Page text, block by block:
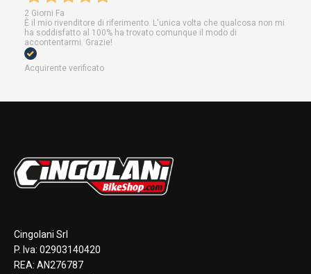
2 Giorni Fa
È il mio rivenditore di riferimento. L'unica volta che qualcosa non mi
ha soddisfatto al 100% ha trovato comunque il modo di
accontentarmi. Grazie!
Acquirente verificato
Cingolani Srl
P. Iva: 02903140420
REA: AN276787